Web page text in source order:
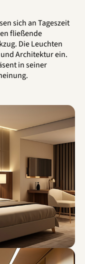
sich an Tageszeit
fließende
Die Leuchten
Architektur ein.
in seiner